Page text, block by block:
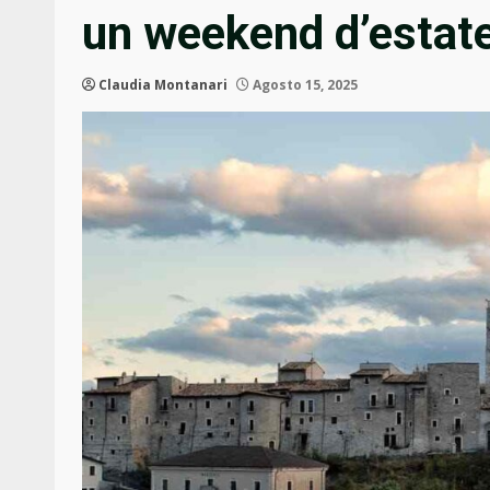
un weekend
Claudia Montanari Agosto 15, 2025